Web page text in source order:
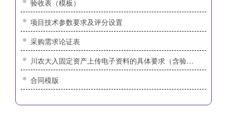
验收表（模板）
项目技术参数要求及评分设置
采购需求论证表
川农大入固定资产上传电子资料的具体要求（含验收单）
合同模版